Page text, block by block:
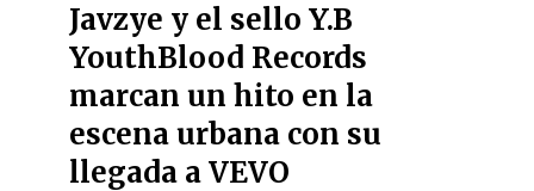
Javzye y el sello Y.B
YouthBlood Records
marcan un hito en la
escena urbana con su
llegada a VEVO